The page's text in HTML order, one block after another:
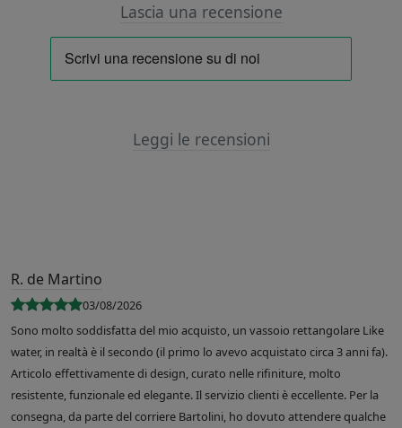
Lascia una recensione
Leggi le recensioni
R. de Martino
03/08/2026
Sono molto soddisfatta del mio acquisto, un vassoio rettangolare Like
water, in realtà è il secondo (il primo lo avevo acquistato circa 3 anni fa).
Articolo effettivamente di design, curato nelle rifiniture, molto
resistente, funzionale ed elegante. Il servizio clienti è eccellente. Per la
consegna, da parte del corriere Bartolini, ho dovuto attendere qualche